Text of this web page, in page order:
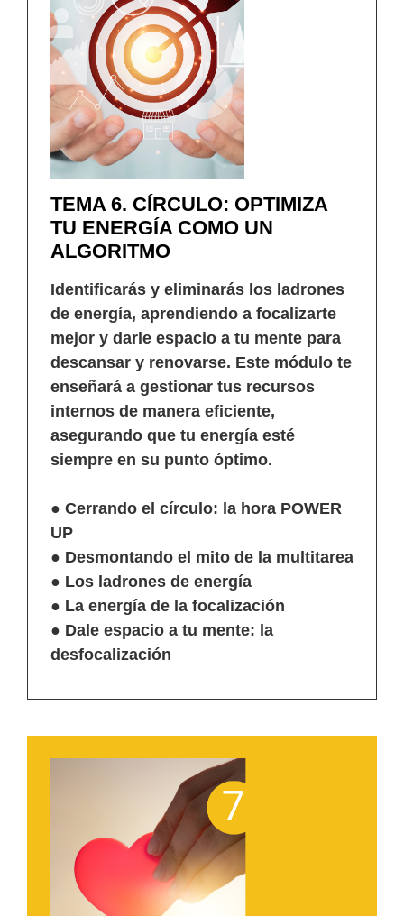
TEMA 6. CÍRCULO: OPTIMIZA
TU ENERGÍA COMO UN
ALGORITMO
Identificarás y eliminarás los ladrones
de energía, aprendiendo a focalizarte
mejor y darle espacio a tu mente para
descansar y renovarse. Este módulo te
enseñará a gestionar tus recursos
internos de manera eficiente,
asegurando que tu energía esté
siempre en su punto óptimo.
● Cerrando el círculo: la hora POWER
UP
● Desmontando el mito de la multitarea
● Los ladrones de energía
● La energía de la focalización
● Dale espacio a tu mente: la
desfocalización